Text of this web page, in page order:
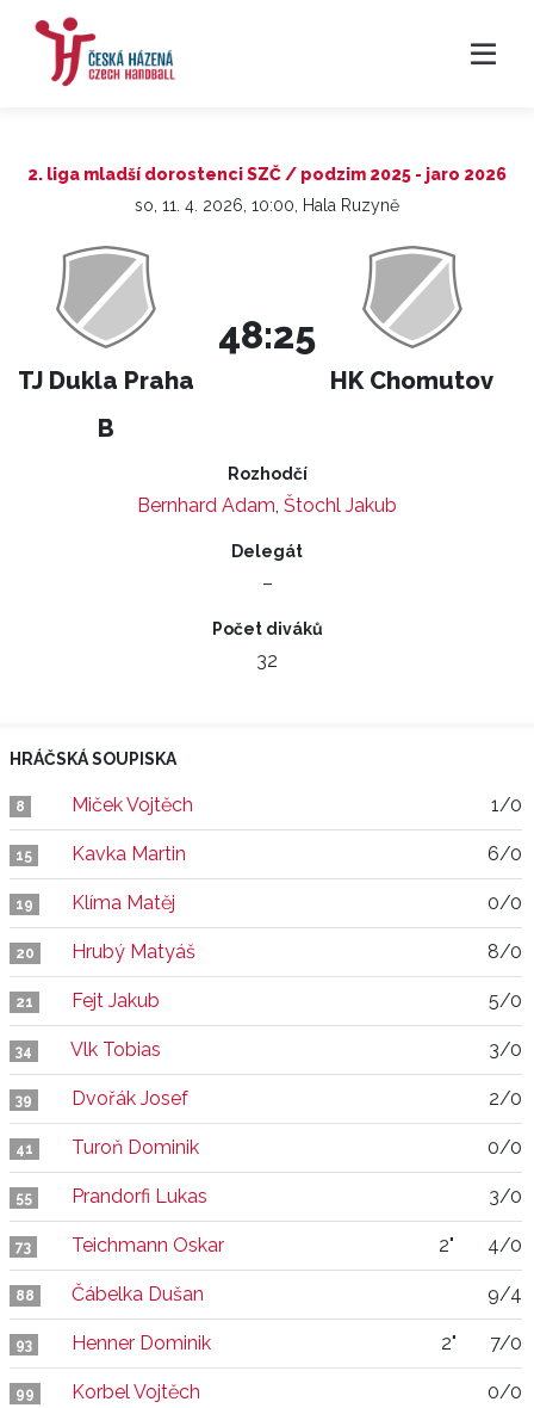
2. liga mladší dorostenci SZČ / podzim 2025 - jaro 2026
so, 11. 4. 2026, 10:00, Hala Ruzyně
TJ Dukla Praha
B
48:25
HK Chomutov
Rozhodčí
Bernhard Adam, Štochl Jakub
Delegát
–
Počet diváků
32
HRÁČSKÁ SOUPISKA
8 Miček Vojtěch 1/0
15 Kavka Martin 6/0
19 Klíma Matěj 0/0
20 Hrubý Matyáš 8/0
21 Fejt Jakub 5/0
34 Vlk Tobias 3/0
39 Dvořák Josef 2/0
41 Turoň Dominik 0/0
55 Prandorfi Lukas 3/0
73 Teichmann Oskar 2" 4/0
88 Čábelka Dušan 9/4
93 Henner Dominik 2" 7/0
99 Korbel Vojtěch 0/0